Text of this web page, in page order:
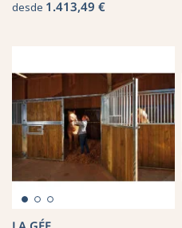
desde 1.413,49 €